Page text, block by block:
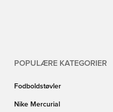
POPULÆRE KATEGORIER
Fodboldstøvler
Nike Mercurial